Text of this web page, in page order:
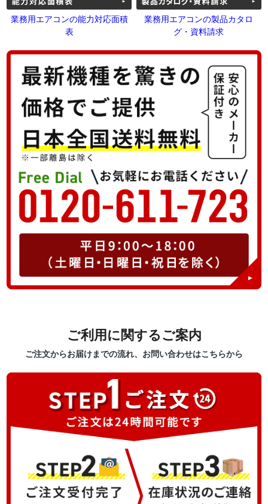
業務用エアコンの能力対応面積
表
業務用エアコンの製品カタロ
グ・資料請求
ご利用に関するご案内
ご注文からお届けまでの流れ、お問い合わせはこちらから